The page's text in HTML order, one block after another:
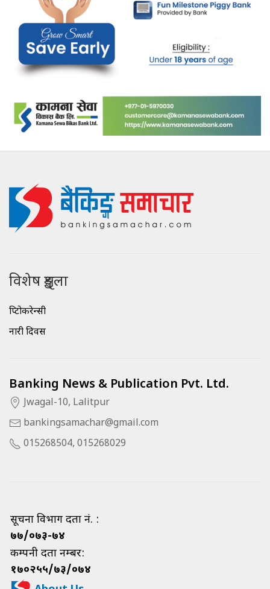
विशेष शृङ्खला
क्रिप्टोकरेन्सी
नारी दिवस
Banking News & Publication Pvt. Ltd.
Jwagal-10, Lalitpur
bankingsamachar@gmail.com
015268504, 015268029
सूचना विभाग दर्ता नं. :
७७/०७३-७४
कम्पनी दर्ता नम्बर:
१७०२५५/७३/०७४